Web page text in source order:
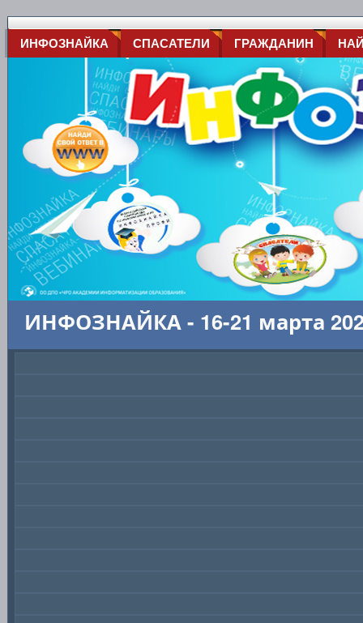
ИНФОЗНАЙКА СПАСАТЕЛИ ГРАЖДАНИН
ИНФОЗНАЙКА - 16-21 марта